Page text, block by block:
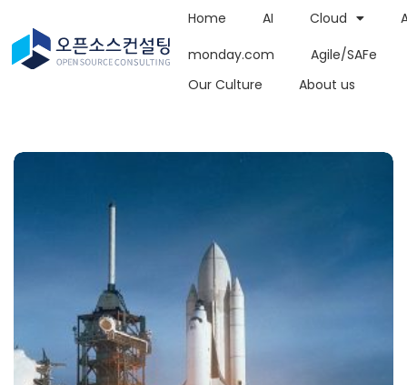
Home AI Cloud
monday.com
Agile/SAFe
Our Culture
About us